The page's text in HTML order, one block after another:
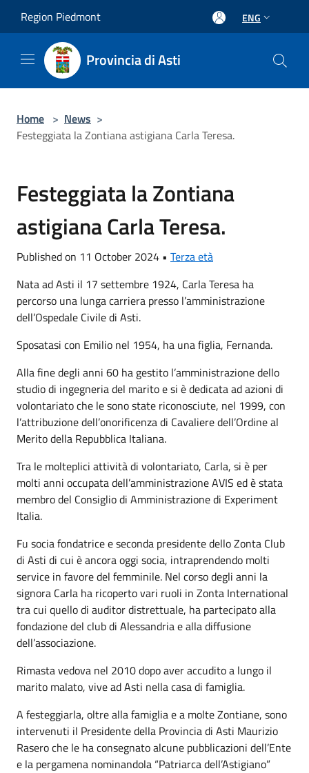
Region Piedmont ENG
Provincia di Asti
Home > News >
Festeggiata la Zontiana astigiana Carla Teresa.
Festeggiata la Zontiana
astigiana Carla Teresa.
Published on 11 October 2024 • Terza età
Nata ad Asti il 17 settembre 1924, Carla Teresa ha
percorso una lunga carriera presso l’amministrazione
dell’Ospedale Civile di Asti.
Sposatasi con Emilio nel 1954, ha una figlia, Fernanda.
Alla fine degli anni 60 ha gestito l’amministrazione dello
studio di ingegneria del marito e si è dedicata ad azioni di
volontariato che le sono state riconosciute, nel 1999, con
l’attribuzione dell’onorificenza di Cavaliere dell’Ordine al
Merito della Repubblica Italiana.
Tra le molteplici attività di volontariato, Carla, si è per
molti anni occupata dell’amministrazione AVIS ed è stata
membro del Consiglio di Amministrazione di Experiment
Italia.
Fu socia fondatrice e seconda presidente dello Zonta Club
di Asti di cui è ancora oggi socia, intraprendendo molti
service in favore del femminile. Nel corso degli anni la
signora Carla ha ricoperto vari ruoli in Zonta International
tra cui quello di auditor distrettuale, ha partecipato alla
fondazione del club di Alessandria e alla diffusione
dell’associazione.
Rimasta vedova nel 2010 dopo aver accudito a lungo il
marito malato, vive ad Asti nella casa di famiglia.
A festeggiarla, oltre alla famiglia e a molte Zontiane, sono
intervenuti il Presidente della Provincia di Asti Maurizio
Rasero che le ha consegnato alcune pubblicazioni dell’Ente
e la pergamena nominandola “Patriarca dell’Astigiano”